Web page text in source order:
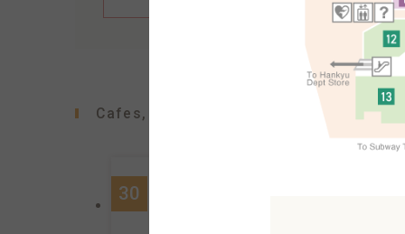
Cafes, confectioners, bakeries
30